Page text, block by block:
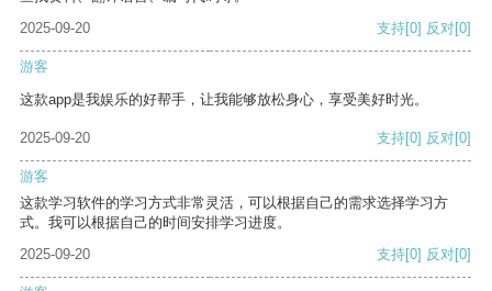
2025-09-20
支持[0] 反对[0]
游客
这款app是我娱乐的好帮手，让我能够放松身心，享受美好时光。
2025-09-20 支持[0] 反对[0]
游客
这款学习软件的学习方式非常灵活，可以根据自己的需求选择学习方
式。我可以根据自己的时间安排学习进度。
2025-09-20
支持[0] 反对[0]